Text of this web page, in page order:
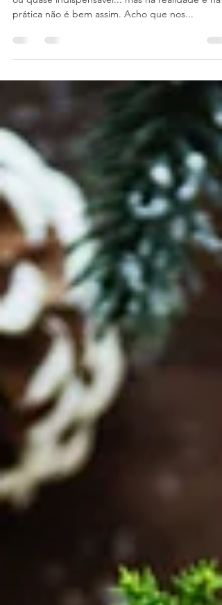
É tudo lindo, amoroso e achamos que vai ser útil
prática não é bem assim. Acho que nos...